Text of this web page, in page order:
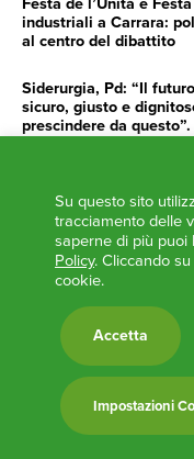
industriali a Carrara:
al centro del dibattito
Siderurgia, Pd: “Il
sicuro, giusto e
prescindere da questo”.
impegno e
AGENDA
‘ANCORA UNA
L’ITALIA BOCCIATA
Feste Unità in Toscana
Zone Logistiche
Europa in Circolo.
Viareggio
Su questo sito
tracciamento delle
saperne di più puoi
Policy. Cliccando
cookie.
Accetta
Impostazioni